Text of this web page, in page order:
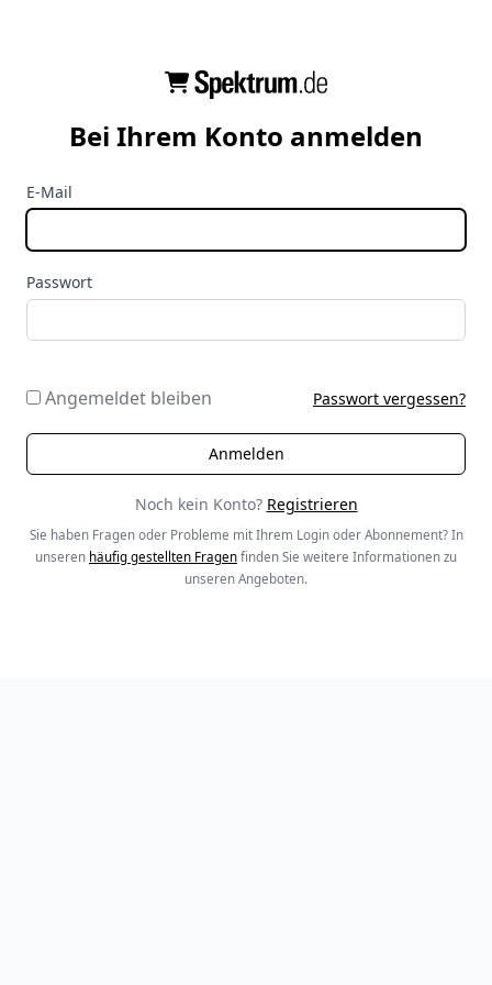
Bei Ihrem Konto anmelden
E-Mail
Passwort
Angemeldet bleiben Passwort vergessen?
Noch kein Konto? Registrieren
Sie haben Fragen oder Probleme mit Ihrem Login oder Abonnement? In
unseren häufig gestellten Fragen finden Sie weitere Informationen zu
unseren Angeboten.